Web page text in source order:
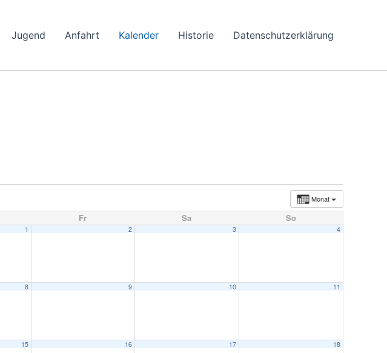
Jugend Anfahrt Kalender Historie Datenschutzerklärung
Monat
Fr Sa So
1 2 3 4
8 9 10 11
15 16 17 18